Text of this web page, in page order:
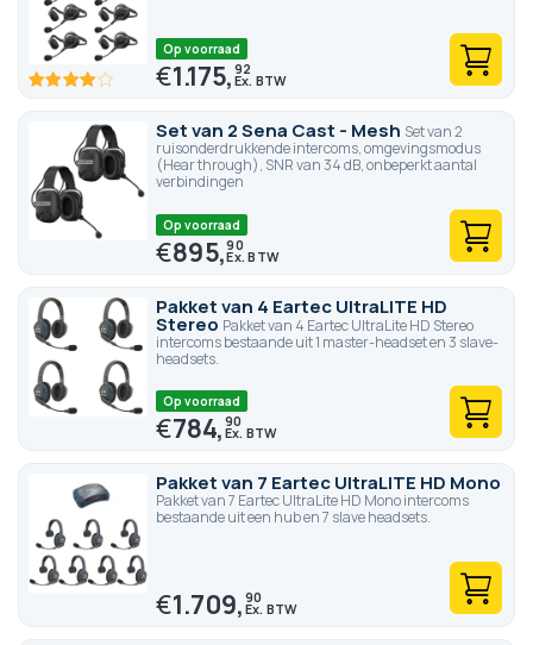
80 100
Op voorraad
€1.175,92
Set van 2 Sena Cast - Mesh Set van 2
ruisonderdrukkende intercoms, omgevingsmodus
(Hear through), SNR van 34 dB, onbeperkt aantal
verbindingen
Op voorraad
€895,90
Pakket van 4 Eartec UltraLITE HD
Stereo Pakket van 4 Eartec UltraLite HD Stereo
intercoms bestaande uit 1 master-headset en 3 slave-
headsets.
Op voorraad
€784,90
Pakket van 7 Eartec UltraLITE HD Mono
Pakket van 7 Eartec UltraLite HD Mono intercoms
bestaande uit een hub en 7 slave headsets.
€1.709,90